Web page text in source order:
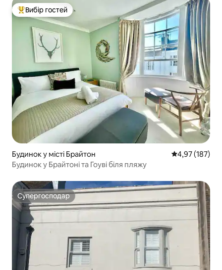
Топ вибір гостей
Вибір гостей
Будинок у місті Брайтон Середня
4,97 (187)
Будинок у Брайтоні та Гоуві біля пляжу
Супергосподар
Супергосподар